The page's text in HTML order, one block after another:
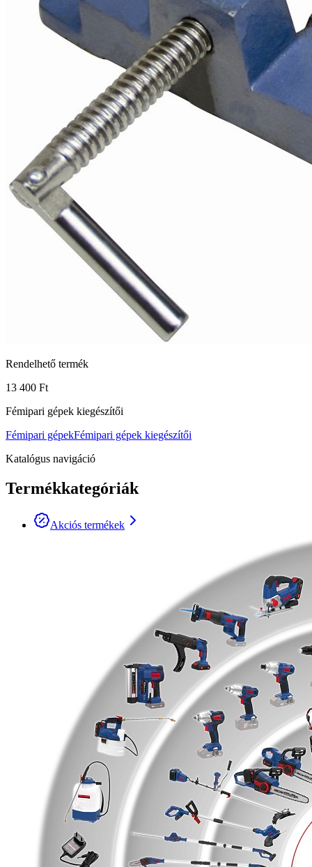
Rendelhető termék
13 400 Ft
Fémipari gépek kiegészítői
Fémipari gépekFémipari gépek kiegészítői
Katalógus navigáció
Termékkategóriák
Akciós termékek